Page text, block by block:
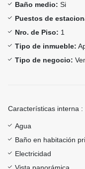
Baño medio: Si
Puestos de
Nro. de Piso: 1
Tipo de inmueble:
Tipo de negocio:
Características interna :
Agua
Baño en habitación
Electricidad